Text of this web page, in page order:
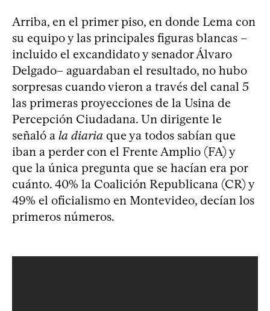
Arriba, en el primer piso, en donde Lema con
su equipo y las principales figuras blancas –
incluido el excandidato y senador Álvaro
Delgado– aguardaban el resultado, no hubo
sorpresas cuando vieron a través del canal 5
las primeras proyecciones de la Usina de
Percepción Ciudadana. Un dirigente le
señaló a la diaria que ya todos sabían que
iban a perder con el Frente Amplio (FA) y
que la única pregunta que se hacían era por
cuánto. 40% la Coalición Republicana (CR) y
49% el oficialismo en Montevideo, decían los
primeros números.